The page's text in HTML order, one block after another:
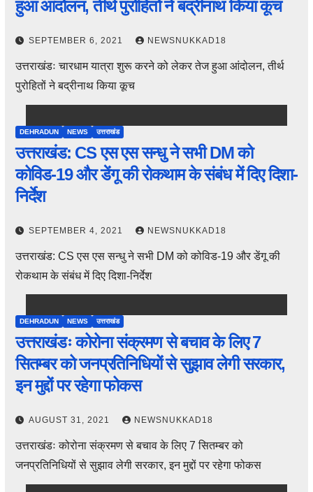
हुआ आंदोलन, तीर्थ पुरोहितों ने बद्रीनाथ किया कूच
SEPTEMBER 6, 2021 NEWSNUKKAD18
उत्तराखंडः चारधाम यात्रा शुरू करने को लेकर तेज हुआ आंदोलन, तीर्थ
पुरोहितों ने बद्रीनाथ किया कूच
DEHRADUN NEWS उत्तराखंड
उत्तराखंड: CS एस एस सन्धु ने सभी DM को
कोविड-19 और डेंगू की रोकथाम के संबंध में दिए दिशा-
निर्देश
SEPTEMBER 4, 2021 NEWSNUKKAD18
उत्तराखंड: CS एस एस सन्धु ने सभी DM को कोविड-19 और डेंगू की
रोकथाम के संबंध में दिए दिशा-निर्देश
DEHRADUN NEWS उत्तराखंड
उत्तराखंडः कोरोना संक्रमण से बचाव के लिए 7
सितम्बर को जनप्रतिनिधियों से सुझाव लेगी सरकार,
इन मुद्दों पर रहेगा फोकस
AUGUST 31, 2021 NEWSNUKKAD18
उत्तराखंडः कोरोना संक्रमण से बचाव के लिए 7 सितम्बर को
जनप्रतिनिधियों से सुझाव लेगी सरकार, इन मुद्दों पर रहेगा फोकस